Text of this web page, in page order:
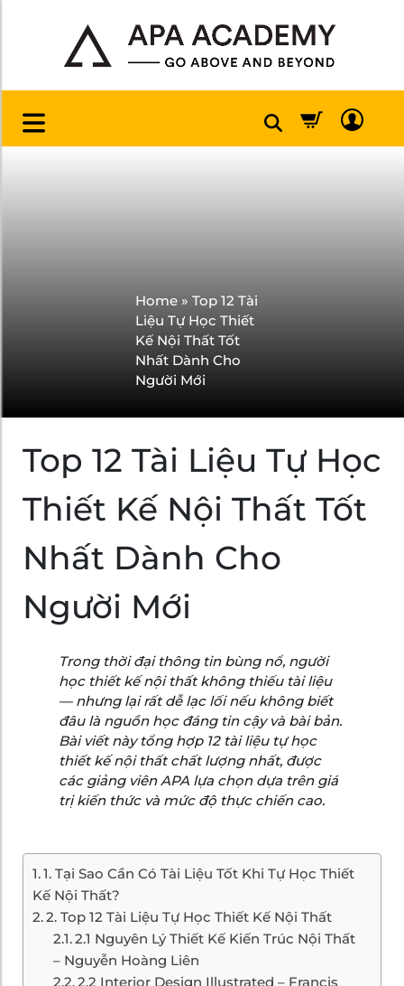
Home » Top 12 Tài
Liệu Tự Học Thiết
Kế Nội Thất Tốt
Nhất Dành Cho
Người Mới
Top 12 Tài Liệu Tự Học
Thiết Kế Nội Thất Tốt
Nhất Dành Cho
Người Mới
Trong thời đại thông tin bùng nổ, người
học thiết kế nội thất không thiếu tài liệu
— nhưng lại rất dễ lạc lối nếu không biết
đâu là nguồn học đáng tin cậy và bài bản.
Bài viết này tổng hợp 12 tài liệu tự học
thiết kế nội thất chất lượng nhất, được
các giảng viên APA lựa chọn dựa trên giá
trị kiến thức và mức độ thực chiến cao.
1. Tại Sao Cần Có Tài Liệu Tốt Khi Tự Học Thiết
Kế Nội Thất?
2. Top 12 Tài Liệu Tự Học Thiết Kế Nội Thất
2.1 Nguyên Lý Thiết Kế Kiến Trúc Nội Thất
– Nguyễn Hoàng Liên
2.2 Interior Design Illustrated – Francis